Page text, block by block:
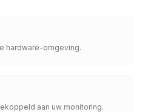
hardware-omgeving.
aan uw monitoring.